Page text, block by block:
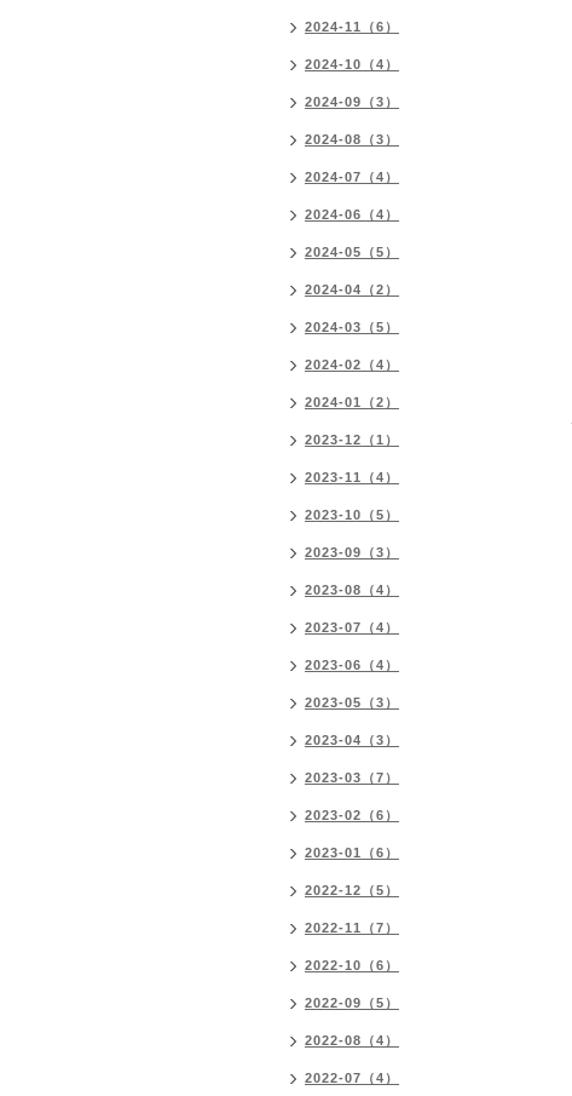
2024-11（6）
2024-10（4）
2024-09（3）
2024-08（3）
2024-07（4）
2024-06（4）
2024-05（5）
2024-04（2）
2024-03（5）
2024-02（4）
2024-01（2）
2023-12（1）
2023-11（4）
2023-10（5）
2023-09（3）
2023-08（4）
2023-07（4）
2023-06（4）
2023-05（3）
2023-04（3）
2023-03（7）
2023-02（6）
2023-01（6）
2022-12（5）
2022-11（7）
2022-10（6）
2022-09（5）
2022-08（4）
2022-07（4）